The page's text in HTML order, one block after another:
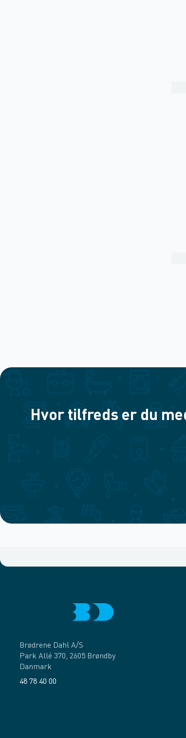
Hvor tilfreds er du
Brødrene Dahl A/S
Park Allé 370, 2605 Brøndby
Danmark
48 78 40 00